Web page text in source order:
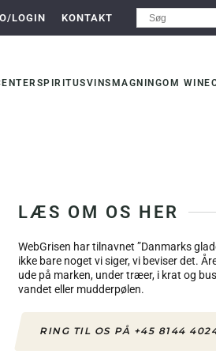
LOGIN KONTAKT
SPIRITUSVINSMAGNINGOM
LÆS OM OS HER
WebGrisen har tilnavnet ”Danmarks
ikke bare noget vi siger, vi beviser det.
ude på marken, under træer, i krat og
vandet eller mudderpølen.
RING TIL OS PÅ +45 8144